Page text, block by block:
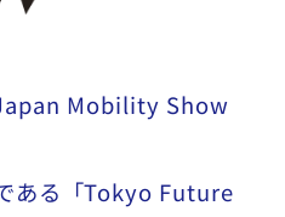
Mobility Show
ある「Tokyo Future